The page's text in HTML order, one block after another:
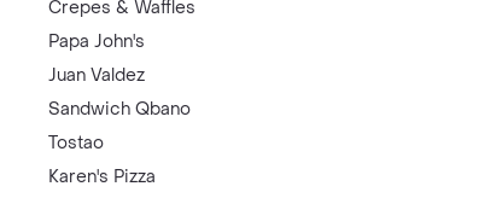
Crepes & Waffles
Papa John's
Juan Valdez
Sandwich Qbano
Tostao
Karen's Pizza